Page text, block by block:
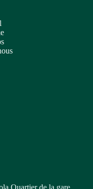
Quartier de la gare